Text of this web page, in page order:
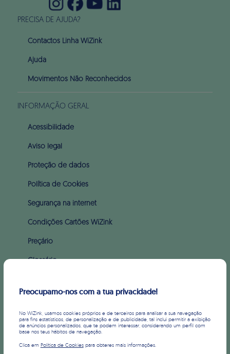
PRECISA DE AJUDA?
Contactos Linha WiZink
Ajuda
Movimentos Não Reconhecidos
INFORMAÇÃO GERAL
Acessibilidade
Aviso legal
Proteção de dados
Política de Cookies
Segurança na internet
Condições Cartões WiZink
Preçário
Glossário
Sobre nós
Imprensa
Preocupamo-nos com a tua privacidade!
No WiZink, usamos cookies próprios e de terceiros para analisar a sua navegação
para fins estatísticos, de personalização e de publicidade, tal inclui permitir a exibição
de anúncios personalizados, que te podem interessar, considerando um perfil com
base nos teus hábitos de navegação.
Clica em Política de Cookiespara obteres mais informações.